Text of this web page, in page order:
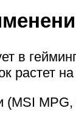
в
растет
(MSI